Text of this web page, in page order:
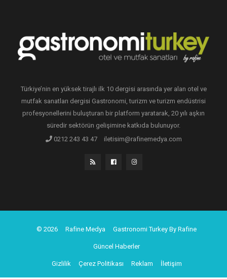
Türkiye’nin en yüksek tirajlı ilk 10 dergisi arasında yer alan otel ve
mutfak sanatları dergisi Gastronomi, turizm ve turizm endüstrisi
profesyonellerini buluşturan bir platform yaratarak, 20 yılı aşkın
süredir sektörün gelişimine katkıda bulunuyor.
0212 243 43 47
iletisim@rafinemedya.com
© 2026 Rafine Medya Gastronomi Turkey By Rafine
Güncel Haberler
Gizlilik Çerez Politikası Reklam İletişim